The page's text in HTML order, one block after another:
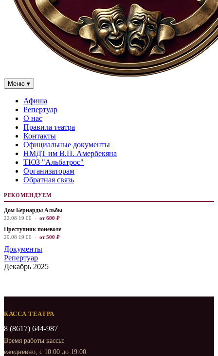
Меню ▾
Афиша
Репертуар
О нас
Правила театра
Контакты
Официальные документы
НМДТ им В.П. Амербекяна
ТЮЗ "Альбатрос"
Организаторам
Обратная связь
РЕКОМЕНДУЕМ
Дом Бернарды Альбы
22.08 19:00 · от 600 ₽
Преступник поневоле
29.08 19:00 · от 500 ₽
Документы
Репертуар
Декабрь 2025
КАССА ТЕАТРА
8 (8617) 644-987
Время работы кассы:
ежедневно, с 10:00 до 19:00